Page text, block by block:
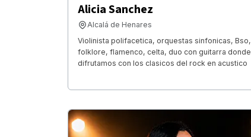
Alicia Sanchez
Alcalá de Henares
Violinista polifacetica, orquestas sinfonicas, Bso,
folklore, flamenco, celta, duo con guitarra donde
difrutamos con los clasicos del rock en acustico